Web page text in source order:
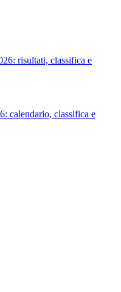
risultati, classifica e
calendario, classifica e